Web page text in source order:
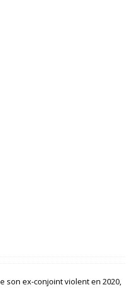
son ex-conjoint violent en 2020,